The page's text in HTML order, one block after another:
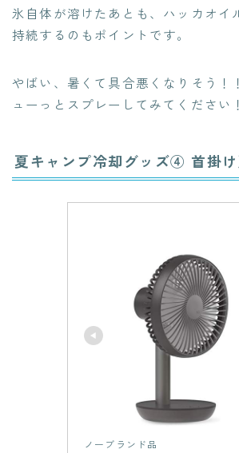
氷自体が溶けたあとも、ハッカオイ
持続するのもポイントです。
やばい、暑くて具合悪くなりそう！
ューっとスプレーしてみてください！
夏キャンプ冷却グッズ④ 首掛
ノーブランド品